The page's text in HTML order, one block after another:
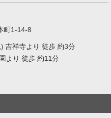
町1-14-8
吉祥寺より 徒歩 約3分
より 徒歩 約11分